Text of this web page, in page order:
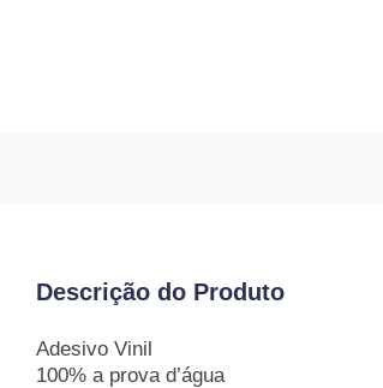
Descrição do Produto
Adesivo Vinil
100% a prova d’água